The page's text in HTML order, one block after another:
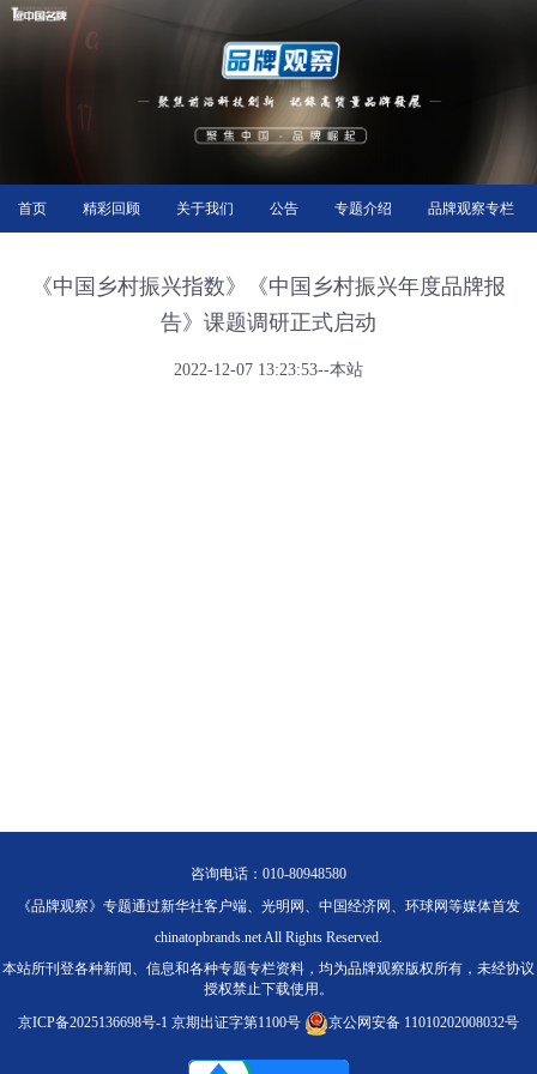
首页 精彩回顾 关于我们 公告 专题介绍 品牌观察专栏
《中国乡村振兴指数》《中国乡村振兴年度品牌报
告》课题调研正式启动
2022-12-07 13:23:53--本站
咨询电话：010-80948580
《品牌观察》专题通过新华社客户端、光明网、中国经济网、环球网等媒体首发
chinatopbrands.net All Rights Reserved.
本站所刊登各种新闻、信息和各种专题专栏资料，均为品牌观察版权所有，未经协议
授权禁止下载使用。
京ICP备2025136698号-1 京期出证字第1100号 京公网安备 11010202008032号